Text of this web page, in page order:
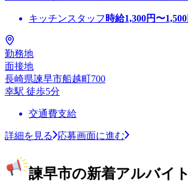
キッチンスタッフ 時給1,300円〜1,500
勤務地
面接地
長崎県諫早市船越町700
幸駅 徒歩5分
交通費支給
詳細を見る 応募画面に進む
諫早市の新着アルバイト